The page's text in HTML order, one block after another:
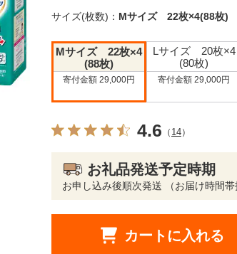
サイズ(枚数)： Mサイズ 22枚×4(88枚)
Mサイズ 22枚×4
(88枚)
寄付金額 29,000円
Lサイズ 20枚×4
(80枚)
寄付金額 29,000円
4.6 （ 14）
お礼品発送予定時期
お申し込み後順次発送 （お届け時間帯
カートに入れる